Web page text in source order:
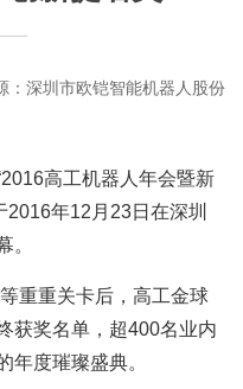
：深圳市欧铠智能机器人股份
高工机器人年会暨新
2016年12月23日在深圳
。
重重关卡后，高工金球
获奖名单，超400名业内
年度璀璨盛典。